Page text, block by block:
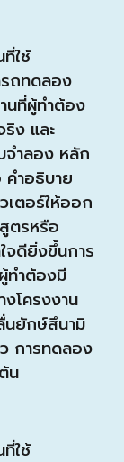
ใช้
ถทดลอง
นที่ผู้ทำต้อง
ง และ
จำลอง หลัก
ำอธิบาย
ตอร์ให้ออก
ตรหรือ
จดียิ่งขึ้นการ
ทำต้องมี
โครงงาน
นยักษ์สึนามิ
การทดลอง
น
ใช้